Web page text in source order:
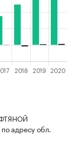
адресу обл.